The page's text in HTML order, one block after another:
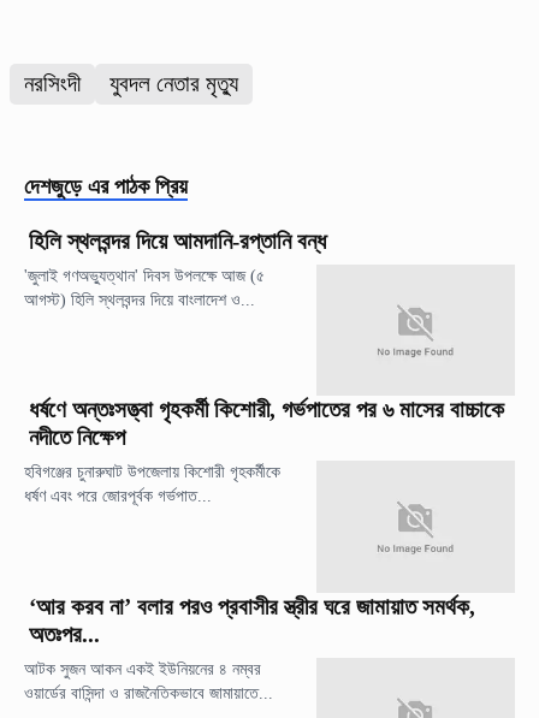
নরসিংদী যুবদল নেতার মৃত্যু
দেশজুড়ে এর পাঠক প্রিয়
হিলি স্থলবন্দর দিয়ে আমদানি-রপ্তানি বন্ধ
'জুলাই গণঅভ্যুত্থান' দিবস উপলক্ষে আজ (৫
আগস্ট) হিলি স্থলবন্দর দিয়ে বাংলাদেশ ও...
ধর্ষণে অন্তঃসত্ত্বা গৃহকর্মী কিশোরী, গর্ভপাতের পর ৬ মাসের বাচ্চাকে
নদীতে নিক্ষেপ
হবিগঞ্জের চুনারুঘাট উপজেলায় কিশোরী গৃহকর্মীকে
ধর্ষণ এবং পরে জোরপূর্বক গর্ভপাত...
‘আর করব না’ বলার পরও প্রবাসীর স্ত্রীর ঘরে জামায়াত সমর্থক,
অতঃপর...
আটক সুজন আকন একই ইউনিয়নের ৪ নম্বর
ওয়ার্ডের বাসিন্দা ও রাজনৈতিকভাবে জামায়াতে...